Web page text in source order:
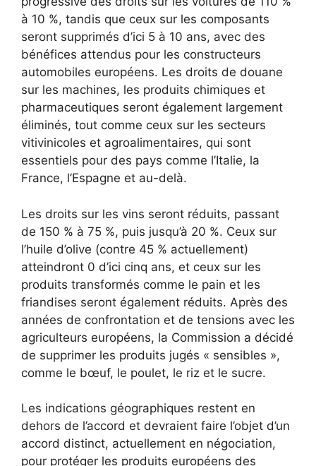
à 10 %, tandis que ceux sur les composants
seront supprimés d’ici 5 à 10 ans, avec des
bénéfices attendus pour les constructeurs
automobiles européens. Les droits de douane
sur les machines, les produits chimiques et
pharmaceutiques seront également largement
éliminés, tout comme ceux sur les secteurs
vitivinicoles et agroalimentaires, qui sont
essentiels pour des pays comme l’Italie, la
France, l’Espagne et au-delà.
Les droits sur les vins seront réduits, passant
de 150 % à 75 %, puis jusqu’à 20 %. Ceux sur
l’huile d’olive (contre 45 % actuellement)
atteindront 0 d’ici cinq ans, et ceux sur les
produits transformés comme le pain et les
friandises seront également réduits. Après des
années de confrontation et de tensions avec les
agriculteurs européens, la Commission a décidé
de supprimer les produits jugés « sensibles »,
comme le bœuf, le poulet, le riz et le sucre.
Les indications géographiques restent en
dehors de l’accord et devraient faire l’objet d’un
accord distinct, actuellement en négociation,
pour protéger les produits européens des